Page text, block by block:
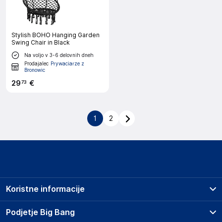
Stylish BOHO Hanging Garden
Swing Chair in Black
Na voljo v 3-6 delovnih dneh
Prodajalec Prywaciarze z
Bronowic
2973 €
1 2
Podjetje Big Bang
Koristne informacije
Prodajna mesta